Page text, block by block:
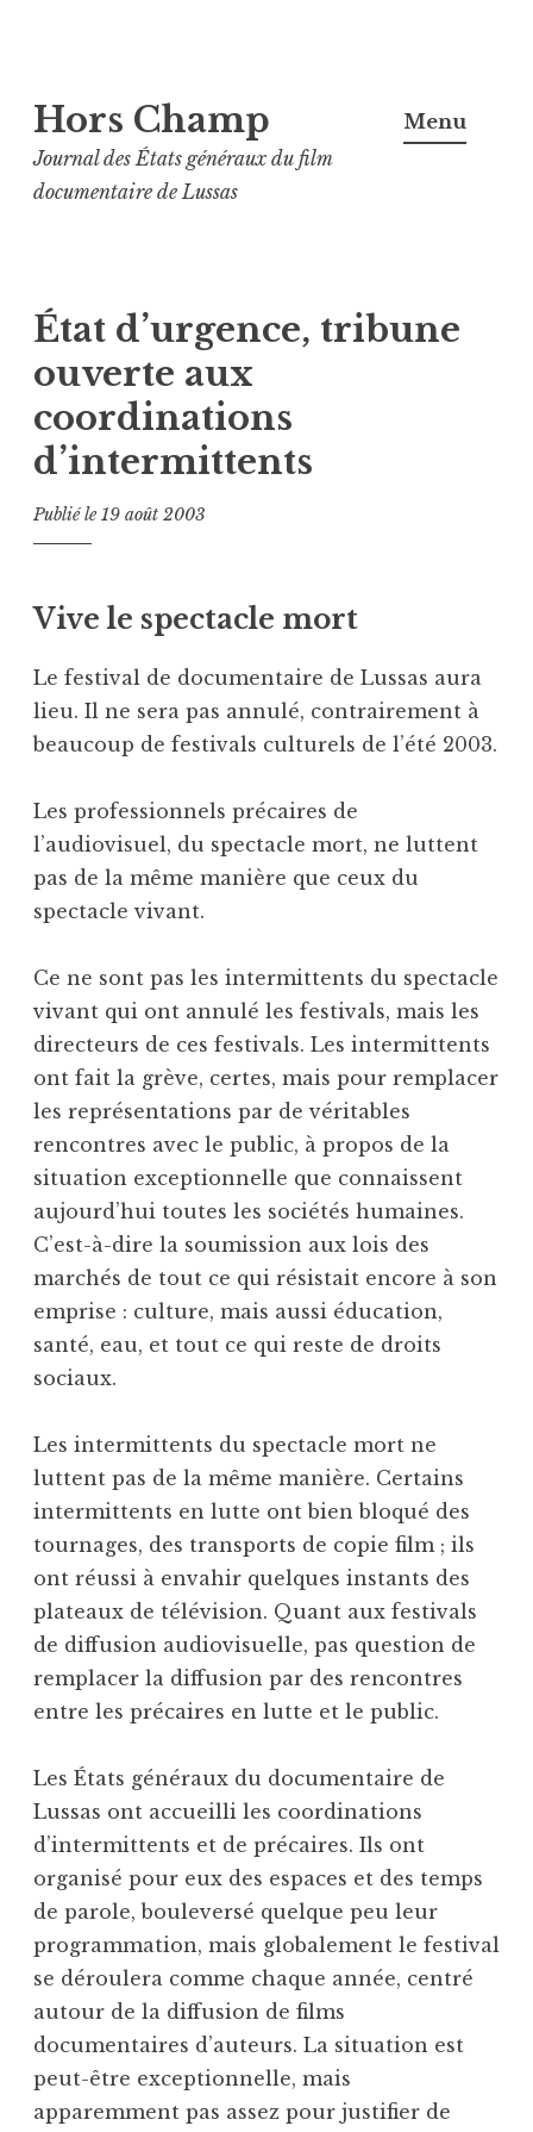
au
contenu
principal
Hors Champ
Journal des États généraux du film
documentaire de Lussas
Menu
État d’urgence, tribune
ouverte aux
coordinations
d’intermittents
Publié le19 août 2003
Vive le spectacle mort
Le festival de documentaire de Lussas aura
lieu. Il ne sera pas annulé, contrairement à
beaucoup de festivals culturels de l’été 2003.
Les professionnels précaires de
l’audiovisuel, du spectacle mort, ne luttent
pas de la même manière que ceux du
spectacle vivant.
Ce ne sont pas les intermittents du spectacle
vivant qui ont annulé les festivals, mais les
directeurs de ces festivals. Les intermittents
ont fait la grève, certes, mais pour remplacer
les représentations par de véritables
rencontres avec le public, à propos de la
situation exceptionnelle que connaissent
aujourd’hui toutes les sociétés humaines.
C’est-à-dire la soumission aux lois des
marchés de tout ce qui résistait encore à son
emprise : culture, mais aussi éducation,
santé, eau, et tout ce qui reste de droits
sociaux.
Les intermittents du spectacle mort ne
luttent pas de la même manière. Certains
intermittents en lutte ont bien bloqué des
tournages, des transports de copie film ; ils
ont réussi à envahir quelques instants des
plateaux de télévision. Quant aux festivals
de diffusion audiovisuelle, pas question de
remplacer la diffusion par des rencontres
entre les précaires en lutte et le public.
Les États généraux du documentaire de
Lussas ont accueilli les coordinations
d’intermittents et de précaires. Ils ont
organisé pour eux des espaces et des temps
de parole, bouleversé quelque peu leur
programmation, mais globalement le festival
se déroulera comme chaque année, centré
autour de la diffusion de films
documentaires d’auteurs. La situation est
peut-être exceptionnelle, mais
apparemment pas assez pour justifier de